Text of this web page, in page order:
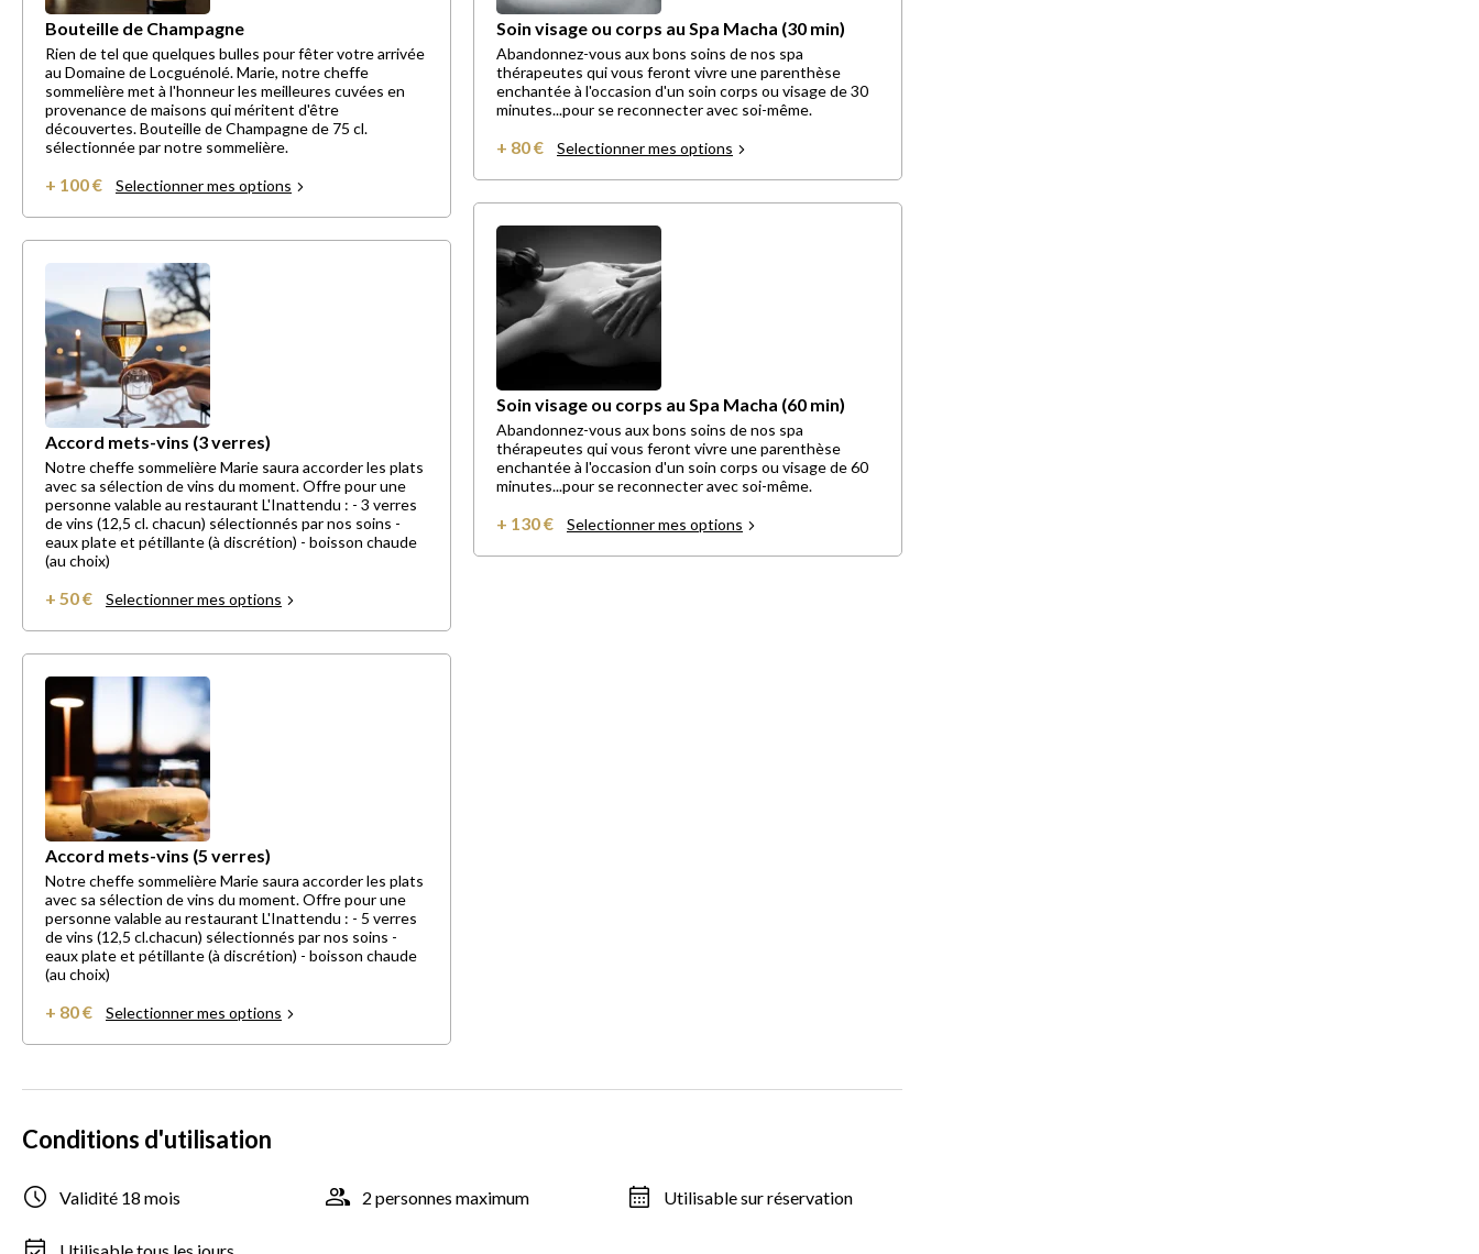
Bouteille de Champagne
Rien de tel que quelques bulles pour fêter votre arrivée
au Domaine de Locguénolé. Marie, notre cheffe
sommelière met à l'honneur les meilleures cuvées en
provenance de maisons qui méritent d'être
découvertes. Bouteille de Champagne de 75 cl.
sélectionnée par notre sommelière.
+ 100 € Selectionner mes options
Accord mets-vins (3 verres)
Notre cheffe sommelière Marie saura accorder les plats
avec sa sélection de vins du moment. Offre pour une
personne valable au restaurant L'Inattendu : - 3 verres
de vins (12,5 cl. chacun) sélectionnés par nos soins -
eaux plate et pétillante (à discrétion) - boisson chaude
(au choix)
+ 50 € Selectionner mes options
Accord mets-vins (5 verres)
Notre cheffe sommelière Marie saura accorder les plats
avec sa sélection de vins du moment. Offre pour une
personne valable au restaurant L'Inattendu : - 5 verres
de vins (12,5 cl.chacun) sélectionnés par nos soins -
eaux plate et pétillante (à discrétion) - boisson chaude
(au choix)
+ 80 € Selectionner mes options
Soin visage ou corps au Spa Macha (30 min)
Abandonnez-vous aux bons soins de nos spa
thérapeutes qui vous feront vivre une parenthèse
enchantée à l'occasion d'un soin corps ou visage de 30
minutes...pour se reconnecter avec soi-même.
+ 80 € Selectionner mes options
Soin visage ou corps au Spa Macha (60 min)
Abandonnez-vous aux bons soins de nos spa
thérapeutes qui vous feront vivre une parenthèse
enchantée à l'occasion d'un soin corps ou visage de 60
minutes...pour se reconnecter avec soi-même.
+ 130 € Selectionner mes options
Conditions d'utilisation
Validité 18 mois 2 personnes maximum Utilisable sur réservation